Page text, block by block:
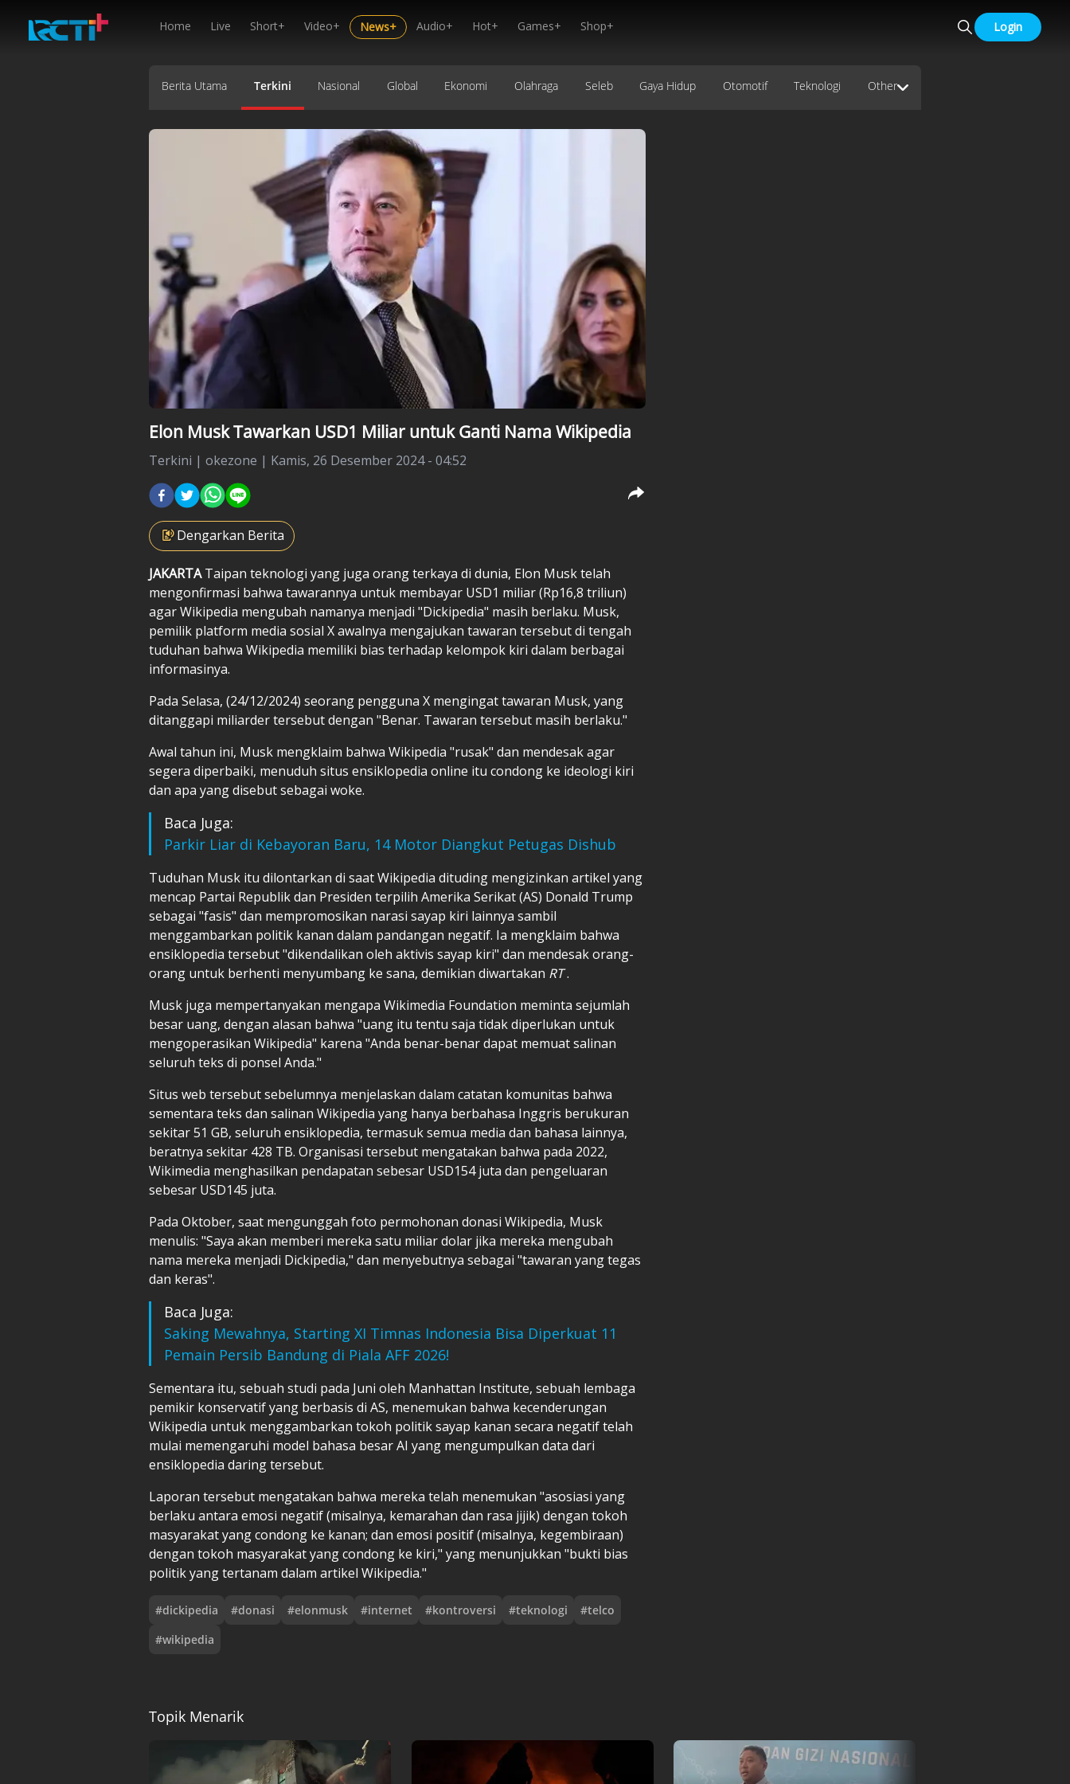
Home Live Short+ Video+ News+ Audio+ Hot+ Games+ Shop+ Login
Berita Utama Terkini Nasional Global Ekonomi Olahraga Seleb Gaya Hidup Otomotif Teknologi Other
Elon Musk Tawarkan USD1 Miliar untuk Ganti Nama Wikipedia
Terkini | okezone | Kamis, 26 Desember 2024 - 04:52
Dengarkan Berita
JAKARTATaipan teknologi yang juga orang terkaya di dunia, Elon Musktelah
mengonfirmasi bahwa tawarannya untuk membayar USD1 miliar (Rp16,8 triliun)
agar Wikipedia mengubah namanya menjadi "Dickipedia" masih berlaku. Musk,
pemilik platform media sosial X awalnya mengajukan tawaran tersebut di tengah
tuduhan bahwa Wikipedia memiliki bias terhadap kelompok kiri dalam berbagai
informasinya.
Pada Selasa, (24/12/2024) seorang pengguna X mengingat tawaran Musk, yang
ditanggapi miliarder tersebut dengan "Benar. Tawaran tersebut masih berlaku."
Awal tahun ini, Musk mengklaim bahwa Wikipedia "rusak" dan mendesak agar
segera diperbaiki, menuduh situs ensiklopedia online itu condong ke ideologi kiri
dan apa yang disebut sebagai woke.
Baca Juga:
Parkir Liar di Kebayoran Baru, 14 Motor Diangkut Petugas Dishub
Tuduhan Musk itu dilontarkan di saat Wikipedia dituding mengizinkan artikel yang
mencap Partai Republik dan Presiden terpilih Amerika Serikat (AS) Donald Trump
sebagai "fasis" dan mempromosikan narasi sayap kiri lainnya sambil
menggambarkan politik kanan dalam pandangan negatif. Ia mengklaim bahwa
ensiklopedia tersebut "dikendalikan oleh aktivis sayap kiri" dan mendesak orang-
orang untuk berhenti menyumbang ke sana, demikian diwartakan RT.
Musk juga mempertanyakan mengapa Wikimedia Foundation meminta sejumlah
besar uang, dengan alasan bahwa "uang itu tentu saja tidak diperlukan untuk
mengoperasikan Wikipedia" karena "Anda benar-benar dapat memuat salinan
seluruh teks di ponsel Anda."
Situs web tersebut sebelumnya menjelaskan dalam catatan komunitas bahwa
sementara teks dan salinan Wikipedia yang hanya berbahasa Inggris berukuran
sekitar 51 GB, seluruh ensiklopedia, termasuk semua media dan bahasa lainnya,
beratnya sekitar 428 TB. Organisasi tersebut mengatakan bahwa pada 2022,
Wikimedia menghasilkan pendapatan sebesar USD154 juta dan pengeluaran
sebesar USD145 juta.
Pada Oktober, saat mengunggah foto permohonan donasi Wikipedia, Musk
menulis: "Saya akan memberi mereka satu miliar dolar jika mereka mengubah
nama mereka menjadi Dickipedia," dan menyebutnya sebagai "tawaran yang tegas
dan keras".
Baca Juga:
Saking Mewahnya, Starting XI Timnas Indonesia Bisa Diperkuat 11
Pemain Persib Bandung di Piala AFF 2026!
Sementara itu, sebuah studi pada Juni oleh Manhattan Institute, sebuah lembaga
pemikir konservatif yang berbasis di AS, menemukan bahwa kecenderungan
Wikipedia untuk menggambarkan tokoh politik sayap kanan secara negatif telah
mulai memengaruhi model bahasa besar AI yang mengumpulkan data dari
ensiklopedia daring tersebut.
Laporan tersebut mengatakan bahwa mereka telah menemukan "asosiasi yang
berlaku antara emosi negatif (misalnya, kemarahan dan rasa jijik) dengan tokoh
masyarakat yang condong ke kanan; dan emosi positif (misalnya, kegembiraan)
dengan tokoh masyarakat yang condong ke kiri," yang menunjukkan "bukti bias
politik yang tertanam dalam artikel Wikipedia."
#dickipedia #donasi #elonmusk #internet #kontroversi #teknologi #telco
#wikipedia
Topik Menarik